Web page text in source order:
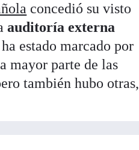
concedió su visto
auditoría externa
estado marcado por
mayor parte de las
también hubo otras,